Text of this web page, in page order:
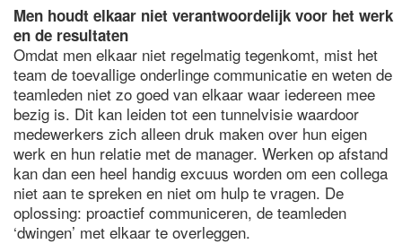
Men houdt elkaar niet verantwoordelijk voor het werk
en de resultaten
Omdat men elkaar niet regelmatig tegenkomt, mist het
team de toevallige onderlinge communicatie en weten de
teamleden niet zo goed van elkaar waar iedereen mee
bezig is. Dit kan leiden tot een tunnelvisie waardoor
medewerkers zich alleen druk maken over hun eigen
werk en hun relatie met de manager. Werken op afstand
kan dan een heel handig excuus worden om een collega
niet aan te spreken en niet om hulp te vragen. De
oplossing: proactief communiceren, de teamleden
‘dwingen’ met elkaar te overleggen.